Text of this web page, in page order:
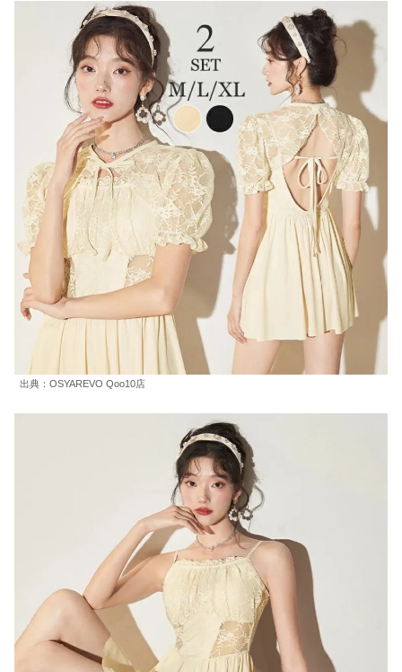
出典：OSYAREVO Qoo10店